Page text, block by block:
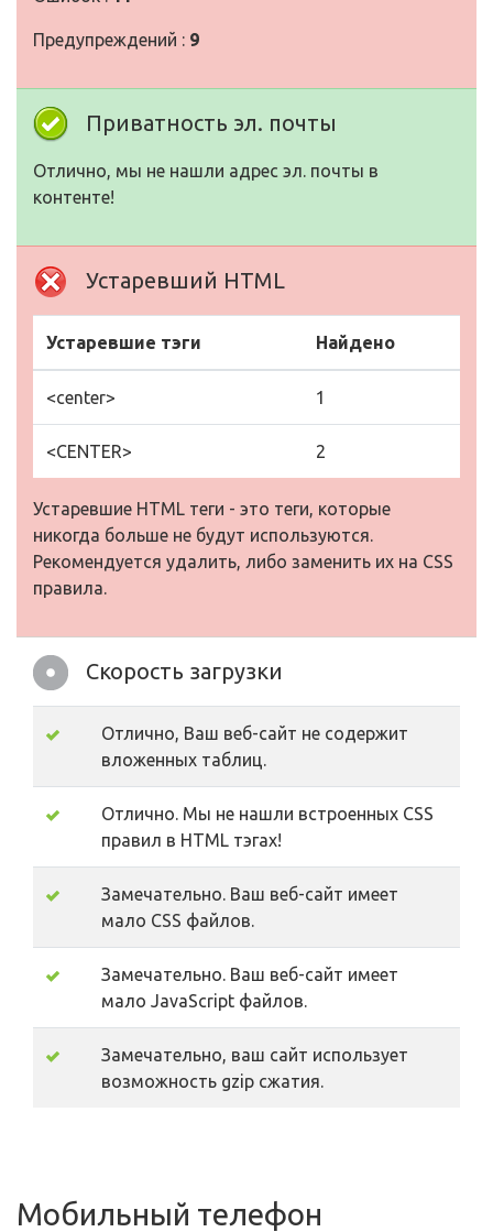
Предупреждений : 9
Приватность эл. почты
Отлично, мы не нашли адрес эл. почты в
контенте!
Устаревший HTML
Устаревшие тэги Найдено
<center> 1
<CENTER> 2
Устаревшие HTML теги - это теги, которые
никогда больше не будут используются.
Рекомендуется удалить, либо заменить их на CSS
правила.
Скорость загрузки
Отлично, Ваш веб-сайт не содержит
вложенных таблиц.
Отлично. Мы не нашли встроенных CSS
правил в HTML тэгах!
Замечательно. Ваш веб-сайт имеет
мало CSS файлов.
Замечательно. Ваш веб-сайт имеет
мало JavaScript файлов.
Замечательно, ваш сайт использует
возможность gzip сжатия.
Мобильный телефон